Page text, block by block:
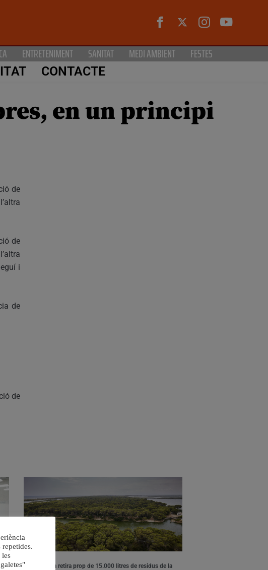
ENTRETENIMENT SANITAT MEDI AMBIENT FESTES
CONTACTE
en un principi
de
de
i
de
de
València retira prop de 15.000 litres de residus de la
les